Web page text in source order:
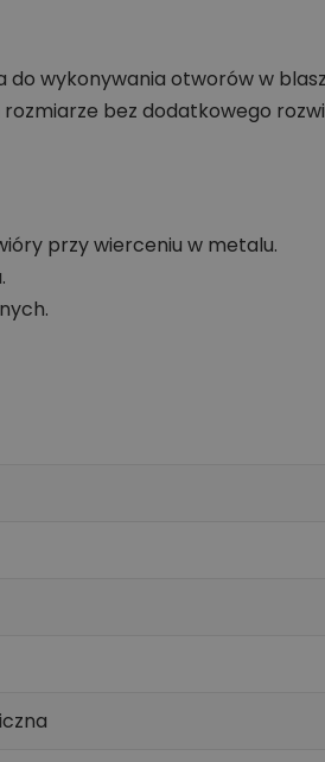
wykonywania otworów w
bez dodatkowego
przy wierceniu w metalu.